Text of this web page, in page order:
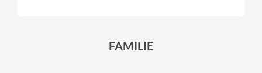
FAMILIE